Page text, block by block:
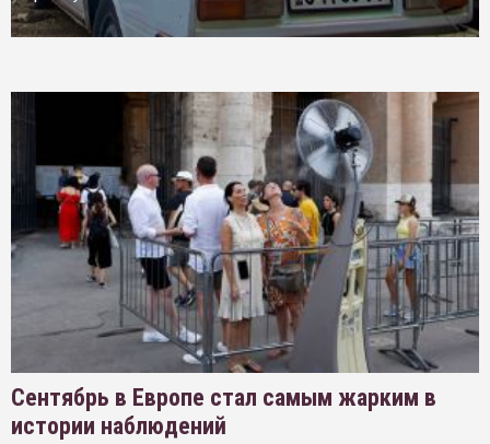
Сентябрь в Европе стал самым жарким в
истории наблюдений